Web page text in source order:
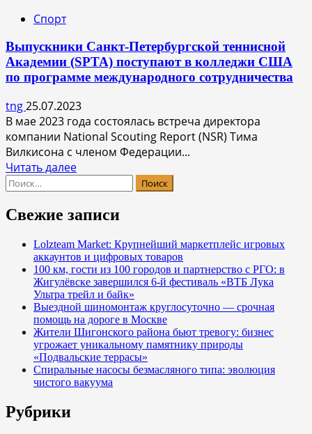
резидентов
ТОР
Спорт
Выпускники Санкт-Петербургской теннисной
Академии (SPTA) поступают в колледжи США
по программе международного сотрудничества
tng25.07.2023
В мае 2023 года состоялась встреча директора
компании National Scouting Report (NSR) Тима
Вилкисона с членом Федерации...
Читать далееПрочитать
Выпускники
Петербургской
теннисной
Академии
(SPTA)
поступают
в
колледжи
США
по
программе
Найти:
Свежие записи
Lolzteam Market: Крупнейший маркетплейс игровых
аккаунтов и цифровых товаров
100 км, гости из 100 городов и партнерство с РГО: в
Жигулёвске завершился 6-й фестиваль «ВТБ Лука
Ультра трейл и байк»
Выездной шиномонтаж круглосуточно — срочная
помощь на дороге в Москве
Жители Шигонского района бьют тревогу: бизнес
угрожает уникальному памятнику природы
«Подвальские террасы»
Спиральные насосы безмасляного типа: эволюция
чистого вакуума
Рубрики